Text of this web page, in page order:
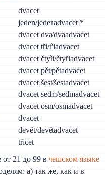
dvacet
jeden/jedenadvacet *
dvacet dva/dvaadvacet
dvacet tři/třiadvacet
dvacet čtyři/čtyřiadvacet
dvacet pět/pětadvacet
dvacet šest/šestadvacet
dvacet sedm/sedmadvacet
dvacet osm/osmadvacet
dvacet
devět/devětadvacet
třicet
от 21 до 99 вчешском языке
а) так же, как и в